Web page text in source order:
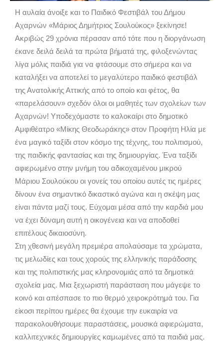
H αυλαία άνοιξε και το Παιδικό Φεστιβάλ του Δήμου
Αχαρνών «Μάριος Δημήτριος Σουλούκος» ξεκίνησε!
Ακριβώς 29 χρόνια πέρασαν από τότε που η διοργάνωση
έκανε δειλά δειλά τα πρώτα βήματά της, φιλοξενώντας
λίγα μόλις παιδιά για να φτάσουμε στο σήμερα και να
καταλήξει να αποτελεί το μεγαλύτερο παιδικό φεστιβάλ
της Ανατολικής Αττικής από το οποίο και φέτος, θα
«παρελάσουν» σχεδόν όλοι οι μαθητές των σχολείων των
Αχαρνών! Υποδεχόμαστε το καλοκαίρι στο δημοτικό
Αμφιθέατρο «Μίκης Θεοδωράκης» στον Προφήτη Ηλία με
ένα μαγικό ταξίδι στον κόσμο της τέχνης, του πολιτισμού,
της παιδικής φαντασίας και της δημιουργίας. Ένα ταξίδι
αφιερωμένο στην μνήμη του αδικοχαμένου μικρού
Μάριου Σουλούκου οι γονείς του οποίου αυτές τις ημέρες
δίνουν ένα σημαντικό δικαστικό αγώνα και η σκέψη μας
είναι πάντα μαζί τους. Εύχομαι μέσα από την καρδιά μου
να έχει δύναμη αυτή η οικογένεια και να αποδοθεί
επιτέλους δικαιοσύνη.
Στη χθεσινή μεγάλη πρεμιέρα απολαύσαμε τα χρώματα,
τις μελωδίες και τους χορούς της ελληνικής παράδοσης
και της πολιτιστικής μας κληρονομιάς από τα δημοτικά
σχολεία μας. Μια ξεχωριστή παράσταση που μάγεψε το
κοινό και απέσπασε το πιο θερμό χειροκρότημά του. Για
είκοσι περίπου ημέρες θα έχουμε την ευκαιρία να
παρακολουθήσουμε παραστάσεις, μουσικά αφιερώματα,
καλλιτεχνικές δημιουργίες καμωμένες από τα παιδιά μας.